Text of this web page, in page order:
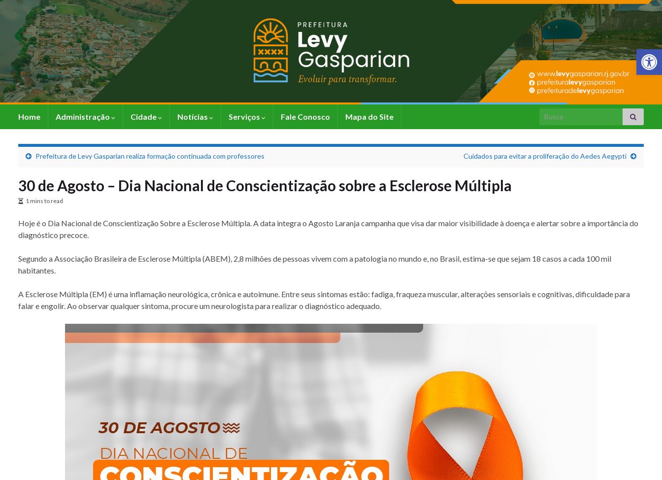
Barra de
Home Administração Cidade Notícias Serviços Fale Conosco Mapa do Site Search for:
Prefeitura de Levy Gasparian realiza formação continuada com professores Cuidados para evitar a proliferação do Aedes Aegypti
30 de Agosto – Dia Nacional de Conscientização sobre a Esclerose Múltipla
1 mins to read
Hoje é o Dia Nacional de Conscientização Sobre a Esclerose Múltipla. A data integra o Agosto Laranja campanha que visa dar maior visibilidade à doença e alertar sobre a importância do
diagnóstico precoce.
Segundo a Associação Brasileira de Esclerose Múltipla (ABEM), 2,8 milhões de pessoas vivem com a patologia no mundo e, no Brasil, estima-se que sejam 18 casos a cada 100 mil
habitantes.
A Esclerose Múltipla (EM) é uma inflamação neurológica, crônica e autoimune. Entre seus sintomas estão: fadiga, fraqueza muscular, alterações sensoriais e cognitivas, dificuldade para
falar e engolir. Ao observar qualquer sintoma, procure um neurologista para realizar o diagnóstico adequado.